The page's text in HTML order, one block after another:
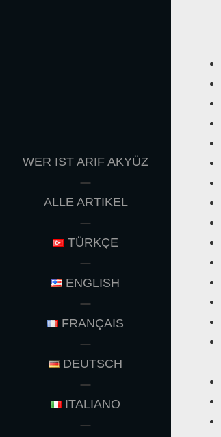
WER IST ARIF AKYÜZ
ALLE ARTIKEL
TÜRKÇE
ENGLISH
FRANÇAIS
DEUTSCH
ITALIANO